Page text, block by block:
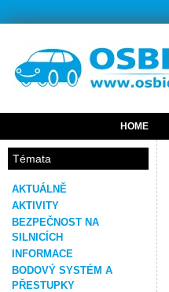
HOME
Témata
AKTUÁLNĚ
AKTIVITY
BEZPEČNOST NA
SILNICÍCH
INFORMACE
BODOVÝ SYSTÉM A
PŘESTUPKY